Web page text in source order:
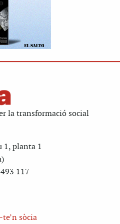
la transformació social
1, planta 1
117
sòcia